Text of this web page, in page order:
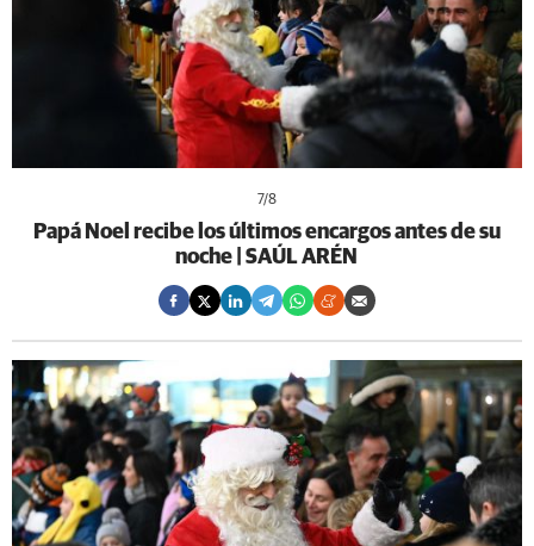
7/8
Papá Noel recibe los últimos encargos antes de su
noche | SAÚL ARÉN